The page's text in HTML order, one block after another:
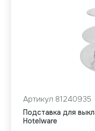
Артикул 81240935
Подставка для
Hotelware